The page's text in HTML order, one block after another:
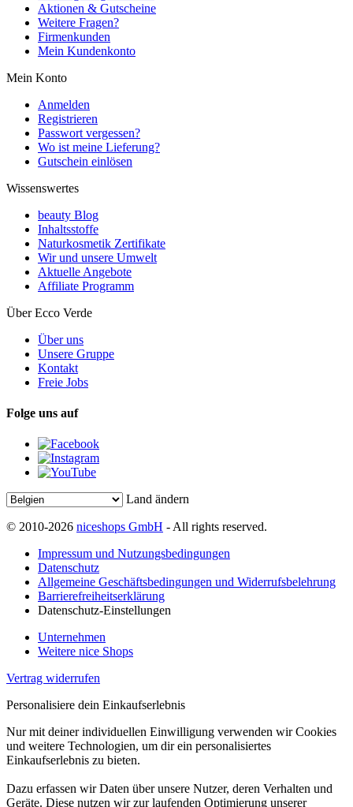
Aktionen & Gutscheine
Weitere Fragen?
Firmenkunden
Mein Kundenkonto
Mein Konto
Anmelden
Registrieren
Passwort vergessen?
Wo ist meine Lieferung?
Gutschein einlösen
Wissenswertes
beauty Blog
Inhaltsstoffe
Naturkosmetik Zertifikate
Wir und unsere Umwelt
Aktuelle Angebote
Affiliate Programm
Über Ecco Verde
Über uns
Unsere Gruppe
Kontakt
Freie Jobs
Folge uns auf
Land ändern
© 2010-2026 niceshops GmbH - All rights reserved.
Impressum und Nutzungsbedingungen
Datenschutz
Allgemeine Geschäftsbedingungen und Widerrufsbelehrung
Barrierefreiheitserklärung
Datenschutz-Einstellungen
Unternehmen
Weitere nice Shops
Vertrag widerrufen
Personalisiere dein Einkaufserlebnis
Nur mit deiner individuellen Einwilligung verwenden wir Cookies
und weitere Technologien, um dir ein personalisiertes
Einkaufserlebnis zu bieten.
Dazu erfassen wir Daten über unsere Nutzer, deren Verhalten und
Geräte. Diese nutzen wir zur laufenden Optimierung unserer